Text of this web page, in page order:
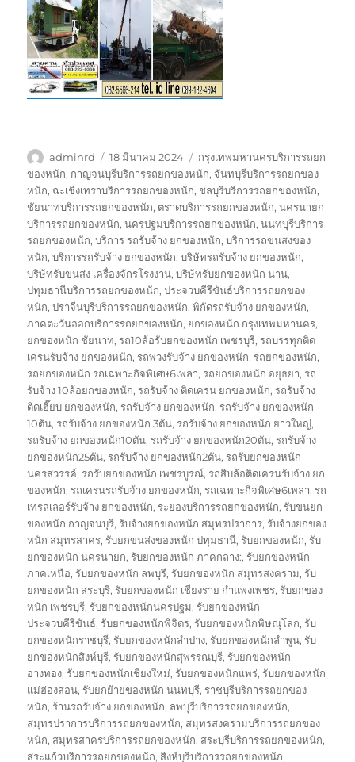
ผู้
เขียน
adminrd
เขียน
เมื่อ
18 มีนาคม 2024
ป้าย
กำกับ
กรุงเทพมหานครบริการรถยก
ของหนัก, กาญจนบุรีบริการรถยกของหนัก, จันทบุรีบริการรถยกของ
หนัก, ฉะเชิงเทราบริการรถยกของหนัก, ชลบุรีบริการรถยกของหนัก,
ชัยนาทบริการรถยกของหนัก, ตราดบริการรถยกของหนัก,นครนายก
บริการรถยกของหนัก,นครปฐมบริการรถยกของหนัก,นนทบุรีบริการ
รถยกของหนัก,บริการ รถรับจ้าง ยกของหนัก,บริการรถขนสงของ
หนัก,บริการรถรับจ้าง ยกของหนัก,บริษัทรถรับจ้าง ยกของหนัก,
บริษัทรับขนส่ง เครื่องจักรโรงงาน,บริษัทรับยกของหนัก น่าน,
ปทุมธานีบริการรถยกของหนัก,ประจวบคีรีขันธ์บริการรถยกของ
หนัก,ปราจีนบุรีบริการรถยกของหนัก,พิกัดรถรับจ้าง ยกของหนัก,
ภาคตะวันออกบริการรถยกของหนัก, ยกของหนัก กรุงเทพมหานคร,
ยกของหนัก ชัยนาท,รถ10ล้อรับยกของหนัก เพชรบุรี,รถบรรทุกติด
เครนรับจ้าง ยกของหนัก,รถพ่วงรับจ้าง ยกของหนัก,รถยกของหนัก,
รถยกของหนัก รถเฉพาะกิจพิเศษ6เพลา,รถยกของหนัก อยุธยา,รถ
รับจ้าง 10ล้อยกของหนัก,รถรับจ้าง ติดเครน ยกของหนัก,รถรับจ้าง
ติดเฮี๊ยบ ยกของหนัก,รถรับจ้าง ยกของหนัก,รถรับจ้าง ยกของหนัก
10ตัน,รถรับจ้าง ยกของหนัก 3ตัน,รถรับจ้าง ยกของหนัก ยาวใหญ่,
รถรับจ้าง ยกของหนัก10ตัน,รถรับจ้าง ยกของหนัก20ตัน,รถรับจ้าง
ยกของหนัก25ตัน,รถรับจ้าง ยกของหนัก2ตัน,รถรับยกของหนัก
นครสวรรค์,รถรับยกของหนัก เพชรบูรณ์,รถสิบล้อติดเครนรับจ้าง ยก
ของหนัก,รถเครนรถรับจ้าง ยกของหนัก,รถเฉพาะกิจพิเศษ6เพลา,รถ
เทรลเลอร์รับจ้าง ยกของหนัก,ระยองบริการรถยกของหนัก,รับขนยก
ของหนัก กาญจนบุรี,รับจ้างยกของหนัก สมุทรปราการ,รับจ้างยกของ
หนัก สมุทรสาคร,รับยกขนส่งของหนัก ปทุมธานี,รับยกของหนัก,รับ
ยกของหนัก นครนายก,รับยกของหนัก ภาคกลาง:,รับยกของหนัก
ภาคเหนือ,รับยกของหนัก ลพบุรี,รับยกของหนัก สมุทรสงคราม,รับ
ยกของหนัก สระบุรี,รับยกของหนัก เชียงราย กำแพงเพชร,รับยกของ
หนัก เพชรบุรี,รับยกของหนักนครปฐม,รับยกของหนัก
ประจวบคีรีขันธ์,รับยกของหนักพิจิตร,รับยกของหนักพิษณุโลก,รับ
ยกของหนักราชบุรี,รับยกของหนักลำปาง,รับยกของหนักลำพูน,รับ
ยกของหนักสิงห์บุรี,รับยกของหนักสุพรรณบุรี,รับยกของหนัก
อ่างทอง,รับยกของหนักเชียงใหม่,รับยกของหนักแพร่,รับยกของหนัก
แม่ฮ่องสอน,รับยกย้ายของหนัก นนทบุรี,ราชบุรีบริการรถยกของ
หนัก,ร้านรถรับจ้าง ยกของหนัก, ลพบุรีบริการรถยกของหนัก,
สมุทรปราการบริการรถยกของหนัก, สมุทรสงครามบริการรถยกของ
หนัก, สมุทรสาครบริการรถยกของหนัก, สระบุรีบริการรถยกของหนัก,
สระแก้วบริการรถยกของหนัก, สิงห์บุรีบริการรถยกของหนัก,